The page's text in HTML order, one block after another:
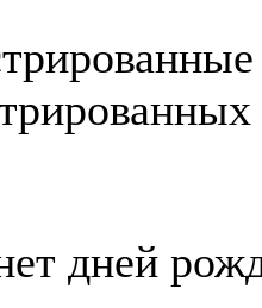
дней